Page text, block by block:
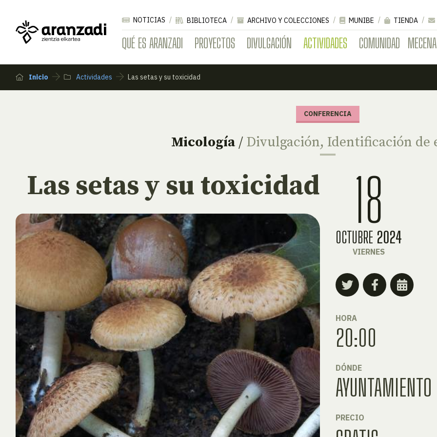
QUÉ ES ARANZADI PROYECTOS DIVULGACIÓN ACTIVIDADES COMUNIDAD
NOTICIAS BIBLIOTECA ARCHIVO Y COLECCIONES MUNIBE TIENDA
Inicio Actividades Las setas y su toxicidad
CONFERENCIA
Micología / Divulgación, Identificación de
Las setas y su toxicidad 18
OCTUBRE 2024
VIERNES
HORA
20:00
DÓNDE
PRECIO